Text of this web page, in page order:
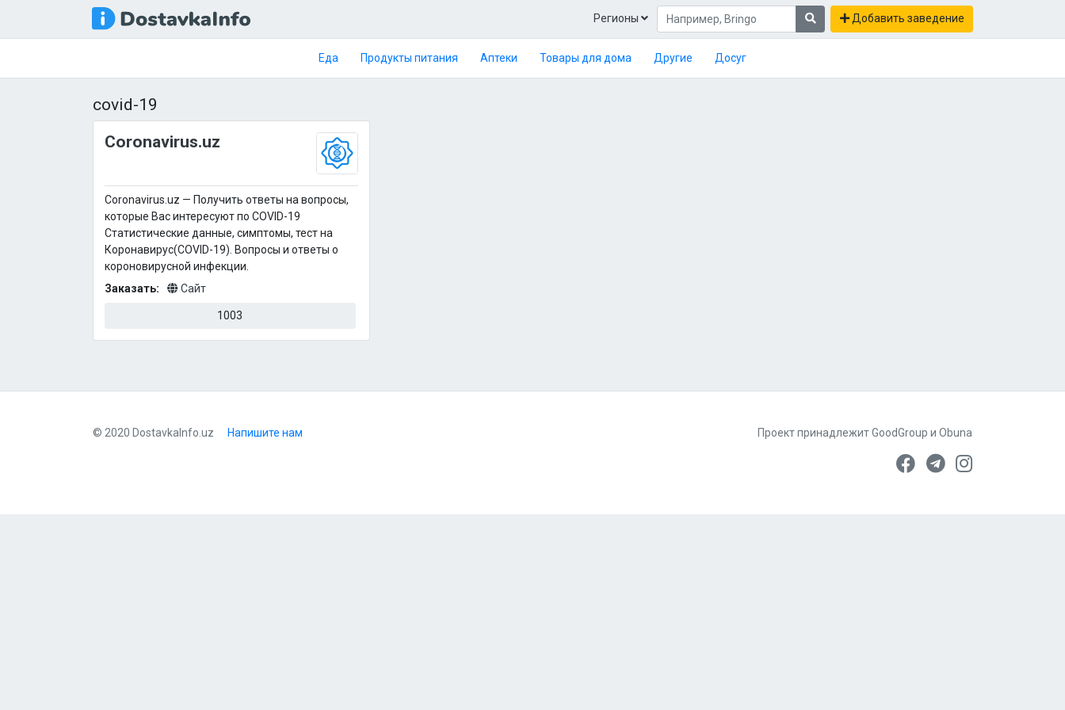
Регионы Добавить заведение
Еда Продукты питания Аптеки Товары для дома Другие Досуг
covid-19
Coronavirus.uz
Coronavirus.uz — Получить ответы на вопросы,
которые Вас интересуют по COVID-19
Статистические данные, симптомы, тест на
Коронавирус(COVID-19). Вопросы и ответы о
короновирусной инфекции.
Заказать:
Сайт
1003
© 2020 DostavkaInfo.uz Напишите нам Проект принадлежитGoodGroup и Obuna